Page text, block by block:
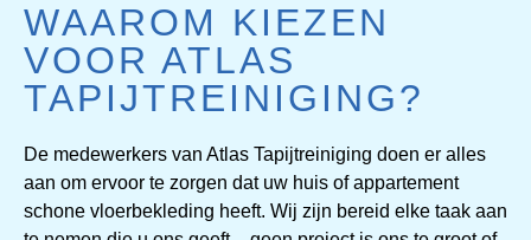
WAAROM KIEZEN
VOOR ATLAS
TAPIJTREINIGING?
De medewerkers van Atlas Tapijtreiniging doen er alles
aan om ervoor te zorgen dat uw huis of appartement
schone vloerbekleding heeft. Wij zijn bereid elke taak aan